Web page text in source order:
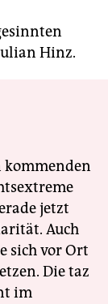
Hinz.
kommenden
jetzt
Auch
sich vor Ort
Die taz
im